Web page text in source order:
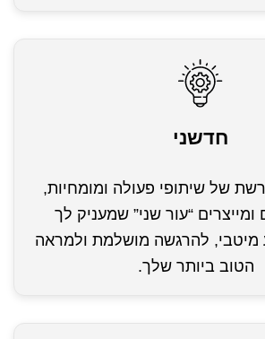
חדשני
של שיתופי פעולה ומומחיות,
ומייצרים “עור שני” שמעניק לך
מיטבי, להרגשה מושלמת ולמראה
הטוב ביותר שלך.